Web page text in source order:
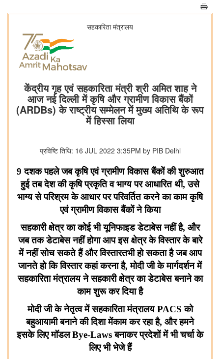
सहकारिता मंत्रालय
केंद्रीय गृह एवं सहकारिता मंत्री श्री अमित शाह ने
आज नई दिल्ली में कृषि और ग्रामीण विकास बैंकों
(ARDBs) के राष्ट्रीय सम्मेलन में मुख्य अतिथि के रूप
में हिस्सा लिया
प्रविष्टि तिथि: 16 JUL 2022 3:35PM by PIB Delhi
9दशक पहले जब कृषि एवं ग्रामीण विकास बैंकों की शुरुआत
हुई तब देश की कृषि प्रकृति व भाग्य पर आधारित थी,उसे
भाग्य से परिश्रम के आधार पर परिवर्तित करने का काम कृषि
एवं ग्रामीण विकास बैंकों ने किया
सहकारी क्षेत्र का कोई भी यूनिफाइड डेटाबेस नहीं है, और
जब तक डेटाबेस नहीं होगा आप इस क्षेत्र के विस्तार के बारे
में नहीं सोच सकते हैं और विस्तारतभी हो सकता है जब आप
जानते हो कि विस्तार कहां करना है, मोदी जी के मार्गदर्शन में
सहकारिता मंत्रालय ने सहकारी क्षेत्र का डेटाबेस बनाने का
काम शुरू कर दिया है
मोदी जी के नेतृत्व में सहकारिता मंत्रालयPACSको
बहुआयामी बनाने की दिशा मेंकाम कर रहा है, और हमने
इसके लिए मॉडलBye-Lawsबनाकर प्रदेशों में भी चर्चा के
लिए भी भेजे हैं